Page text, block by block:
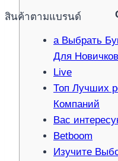
สินค้าตามแบรนด์
а Выбрать
Для Новичков
Live
Топ Лучших
Компаний
Вас
Betboom
Изучите